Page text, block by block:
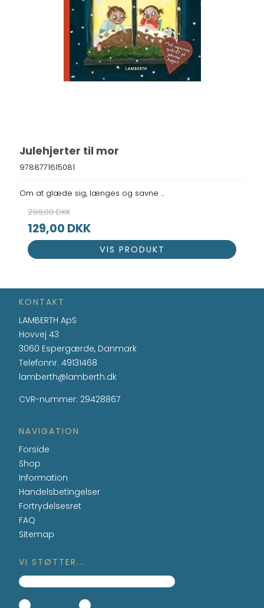
Julehjerter til mor
9788771615081
Om at glæde sig, længes og savne ...
299,00 DKK
129,00 DKK
VIS PRODUKT
KONTAKT
LAMBERTH ApS
Hovvej 43
3060 Espergærde, Danmark
Telefonnr.49131468
lamberth@lamberth.dk
CVR-nummer: 29428867
NAVIGATION
Forside
Shop
Information
Handelsbetingelser
Fortrydelsesret
FAQ
Sitemap
VI STØTTER...